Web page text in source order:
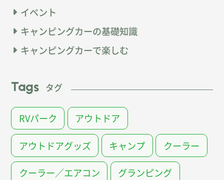
イベント
キャンピングカーの基礎知識
キャンピングカーで楽しむ
Tags タグ
RVパーク アウトドア
アウトドアグッズ キャンプ クーラー
クーラー／エアコン グランピング